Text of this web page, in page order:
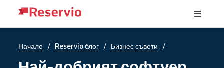
Начало / Reservio блог / Бизнес съвети /